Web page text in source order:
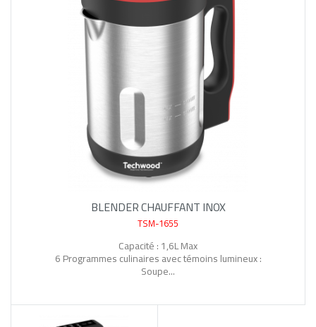
BLENDER CHAUFFANT INOX
TSM-1655
Capacité : 1,6L Max
6 Programmes culinaires avec témoins lumineux :
Soupe...